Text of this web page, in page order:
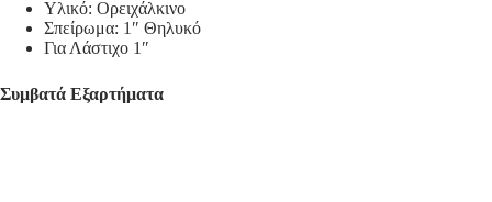
Υλικό: Ορειχάλκινο
Σπείρωμα: 1″ Θηλυκό
Για Λάστιχο 1″
Συμβατά Εξαρτήματα